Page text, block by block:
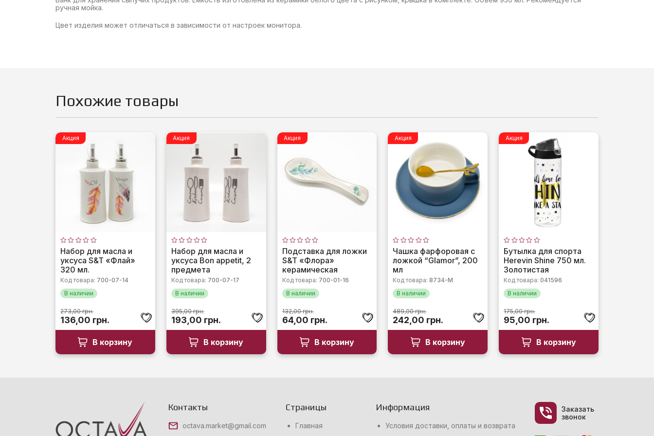
ручная мойка.
Цвет изделия может отличаться в зависимости от настроек монитора.
Похожие товары
Акция
Оценка
0
из
5
Набор для масла и
уксуса S&T «Флай»
320 мл.
Код товара: 700-07-14
В наличии
273,00грн.
Первоначальная
цена
составляла
273,00 грн..
136,00 грн. Текущая
цена:
136,00 грн..
В корзину
Акция
Оценка
0
из
5
Набор для масла и
уксуса Bon appetit, 2
предмета
Код товара: 700-07-17
В наличии
395,00грн.
Первоначальная
цена
составляла
395,00 грн..
193,00 грн.Текущая
цена:
193,00 грн..
В корзину
Акция
Оценка
0
из
Подставка для ложки
S&T «Флора»
керамическая
Код товара: 700-01-16
В наличии
132,00грн.
Первоначальная
цена
составляла
132,00 грн..
64,00 грн.Текущая
цена:
64,00 грн..
В корзину
Акция
Оценка
0
из
Чашка фарфоровая с
ложкой “Glamor”, 200
мл
Код товара:8734-М
В наличии
489,00грн.
Первоначальная
цена
составляла
489,00 грн..
242,00 грн. Текущая
цена:
242,00 грн..
В корзину
Акция
Оценка
0
из
5
Бутылка для спорта
Herevin Shine 750 мл.
Золотистая
Код товара:041596
В наличии
175,00грн.
Первоначальная
цена
составляла
175,00 грн..
95,00 грн. Текущая
цена:
95,00 грн..
В корзину
Контакты
octava.market@gmail.com
Страницы
Главная
Информация
Условия доставки, оплаты и возврата
Заказать
звонок